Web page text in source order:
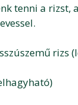
tenni a
rizs